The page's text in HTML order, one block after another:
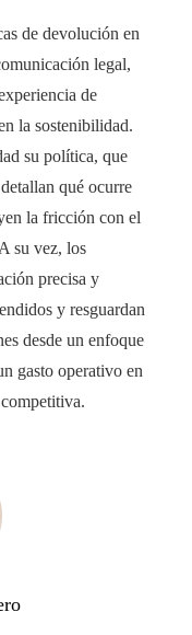
de devolución en
legal,
de
la sostenibilidad.
su política, que
qué ocurre
la fricción con el
su vez, los
precisa y
y resguardan
desde un enfoque
gasto operativo en